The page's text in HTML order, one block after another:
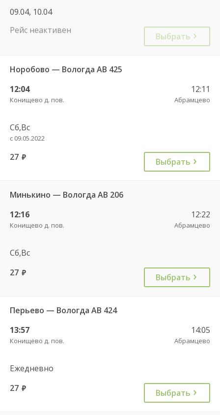
09.04, 10.04
Рейс неактивен
Выбрать
Норобово — Вологда АВ 425
12:04
Конищево д. пов.
12:11
Абрамцево
Сб,Вс
с 09.05.2022
27 руб. Выбрать
Минькино — Вологда АВ 206
12:16
Конищево д. пов.
12:22
Абрамцево
Сб,Вс
27 руб. Выбрать
Перьево — Вологда АВ 424
13:57
Конищево д. пов.
14:05
Абрамцево
Ежедневно
27 руб. Выбрать